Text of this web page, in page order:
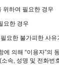
위하여 필요한 경우
요한 경우
요한 불가피한 사유
의해 “이용자”의
속, 성명 및 전화번